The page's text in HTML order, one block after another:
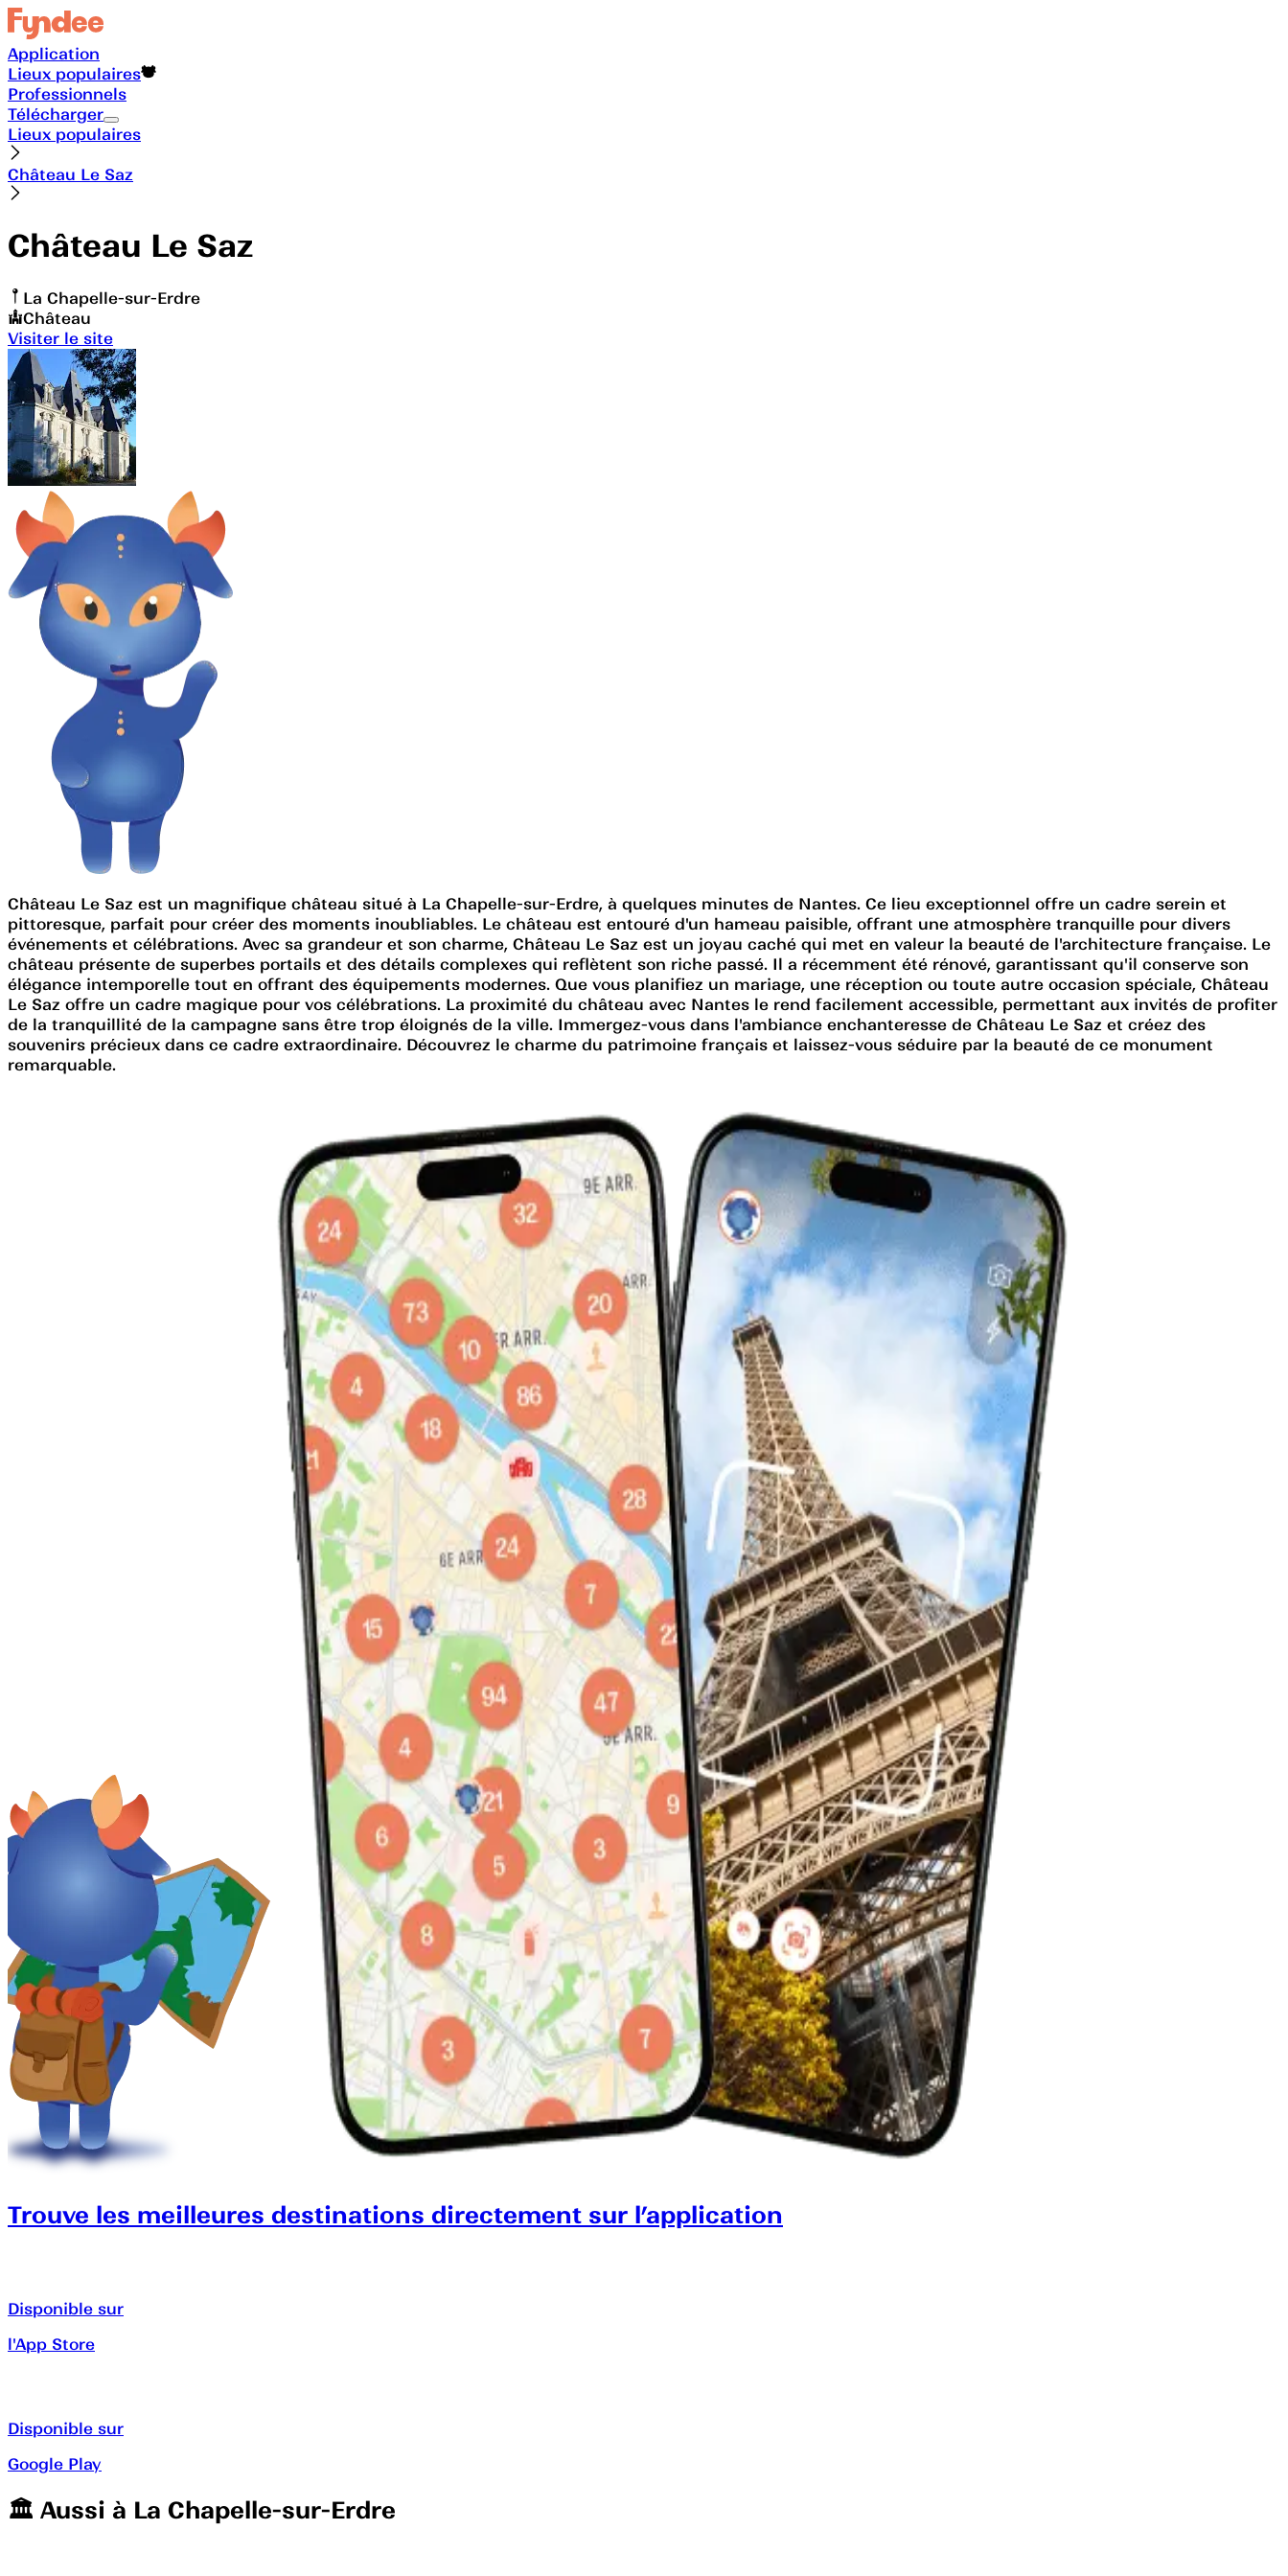
Application
Lieux populaires
Professionnels
Télécharger
Lieux populaires
Château Le Saz
Château Le Saz
La Chapelle-sur-Erdre
Château
Visiter le site
Château Le Saz est un magnifique château situé à La Chapelle-sur-Erdre, à quelques minutes de Nantes. Ce lieu exceptionnel offre un cadre serein et
pittoresque, parfait pour créer des moments inoubliables. Le château est entouré d'un hameau paisible, offrant une atmosphère tranquille pour divers
événements et célébrations. Avec sa grandeur et son charme, Château Le Saz est un joyau caché qui met en valeur la beauté de l'architecture française. Le
château présente de superbes portails et des détails complexes qui reflètent son riche passé. Il a récemment été rénové, garantissant qu'il conserve son
élégance intemporelle tout en offrant des équipements modernes. Que vous planifiez un mariage, une réception ou toute autre occasion spéciale, Château
Le Saz offre un cadre magique pour vos célébrations. La proximité du château avec Nantes le rend facilement accessible, permettant aux invités de profiter
de la tranquillité de la campagne sans être trop éloignés de la ville. Immergez-vous dans l'ambiance enchanteresse de Château Le Saz et créez des
souvenirs précieux dans ce cadre extraordinaire. Découvrez le charme du patrimoine français et laissez-vous séduire par la beauté de ce monument
remarquable.
Trouve les meilleures destinations directement sur l’application
Disponible sur
l'App Store
Disponible sur
Google Play
🏛️️ Aussi à La Chapelle-sur-Erdre